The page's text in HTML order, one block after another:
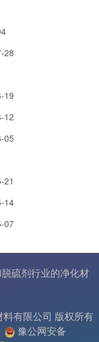
28
19
12
05
14
07
脱硫剂行业的净化材
有限公司 版权所有
豫公网安备